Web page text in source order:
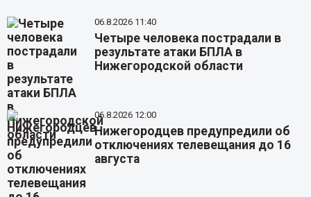
06.8.2026 11:40
Четыре человека пострадали в
результате атаки БПЛА в
Нижегородской области
06.8.2026 12:00
Нижегородцев предупредили об
отключениях телевещания до 16
августа